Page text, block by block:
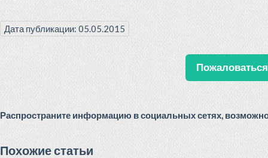
Дата публикации: 05.05.2015
Распространите информацию в социальных сетях,
Похожие статьи